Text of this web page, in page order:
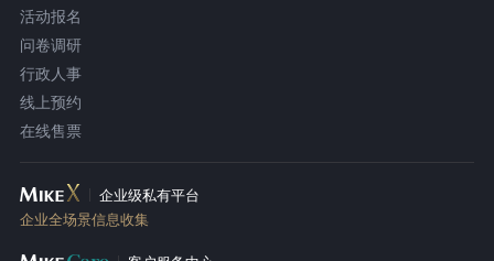
活动报名
问卷调研
行政人事
线上预约
在线售票
企业级私有平台
企业全场景信息收集